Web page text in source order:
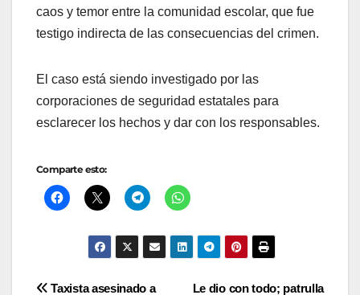
caos y temor entre la comunidad escolar, que fue
testigo indirecta de las consecuencias del crimen.
El caso está siendo investigado por las
corporaciones de seguridad estatales para
esclarecer los hechos y dar con los responsables.
Comparte esto:
Le dio con todo; patrulla
Taxista asesinado a